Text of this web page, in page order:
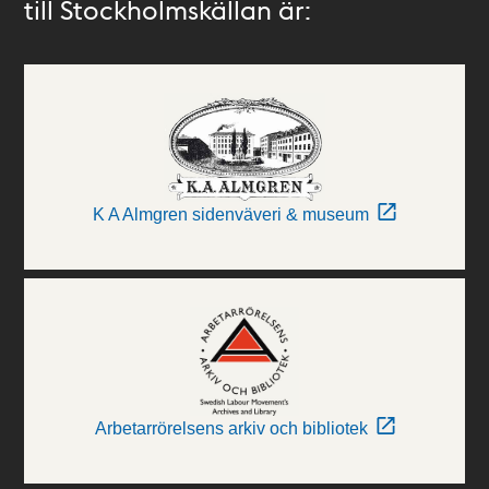
till Stockholmskällan är:
K A Almgren sidenväveri & museum
Arbetarrörelsens arkiv och bibliotek